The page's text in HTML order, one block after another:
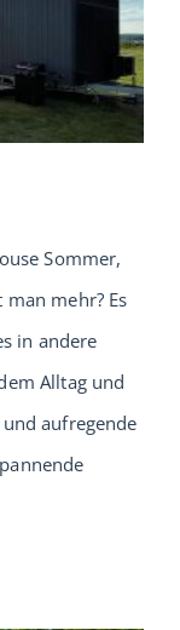
Sommer,
mehr? Es
in andere
Alltag und
aufregende